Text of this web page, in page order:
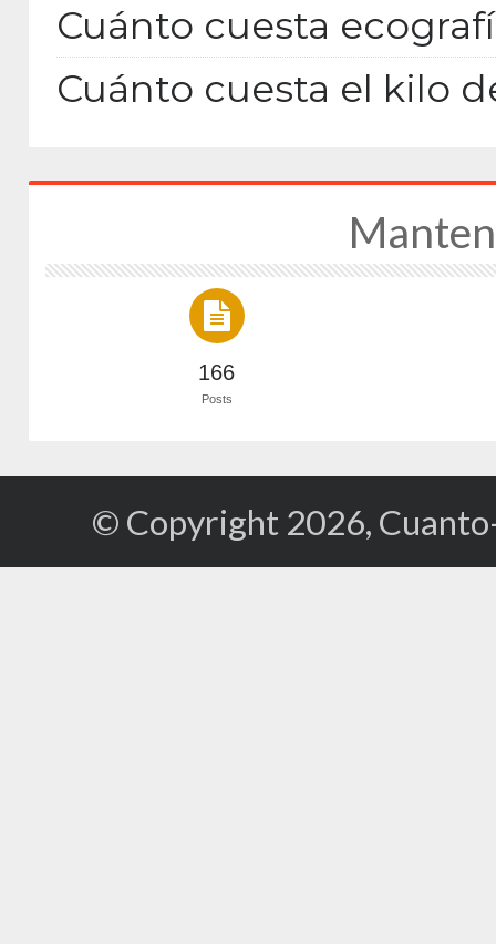
Cuánto cuesta
Cuánto cuesta el kilo
166
Posts
© Copyright 2026,